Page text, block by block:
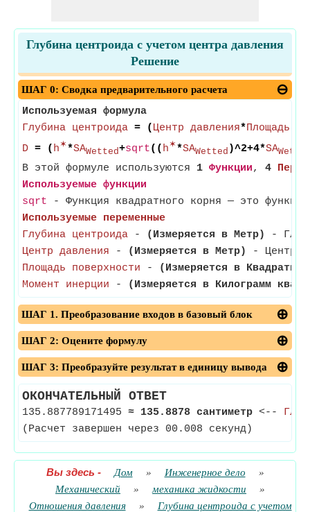
Глубина центроида с учетом центра давления
Решение
ШАГ 0: Сводка предварительного расчета
Используемая формула
Глубина центроида = ( Центр давления*Площадь
D = ( h✶*SAWetted+sqrt(( h✶*SAWetted )^2+4*SA
В этой формуле используются 1 Функции, 4
Используемые функции
sqrt - Функция квадратного корня — это
Используемые переменные
Глубина центроида - (Измеряется в Метр)
-
Центр давления - (Измеряется в Метр)
- Центр
Площадь поверхности -
(Измеряется в
Момент инерции - (Измеряется в Килограмм
ШАГ 1. Преобразование входов в базовый блок
ШАГ 2: Оцените формулу
ШАГ 3: Преобразуйте результат в единицу вывода
ОКОНЧАТЕЛЬНЫЙ ОТВЕТ
135.887789171495 ≈ 135.8878 сантиметр <--
(Расчет завершен через 00.008 секунд)
Вы здесь - Дом » Инженерное дело
»
Механический
» механика жидкости
»
Отношения давления
»
Глубина центроида с учетом